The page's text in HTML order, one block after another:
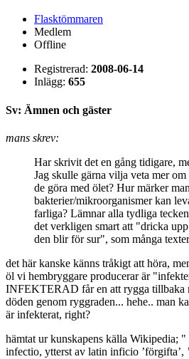
Flasktömmaren
Medlem
Offline
Registrerad: 2008-06-14
Inlägg: 655
Sv: Ämnen och gäster
mans skrev:
Har skrivit det en gång tidigare,
Jag skulle gärna vilja veta mer
de göra med ölet? Hur märker
bakterier/mikroorganismer kan
farliga? Lämnar alla tydliga
det verkligen smart att "dricka
den blir för sur", som många
det här kanske känns tråkigt att höra,
öl vi hembryggare producerar är
INFEKTERAD får en att rygga tillbaka
döden genom ryggraden... hehe.. man
är infekterat, right?
hämtat ur kunskapens källa Wikipedia;
infectio, ytterst av latin inficio ’förgifta’,